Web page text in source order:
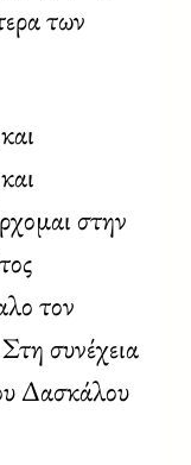
των
στην
τον
συνέχεια
Δασκάλου